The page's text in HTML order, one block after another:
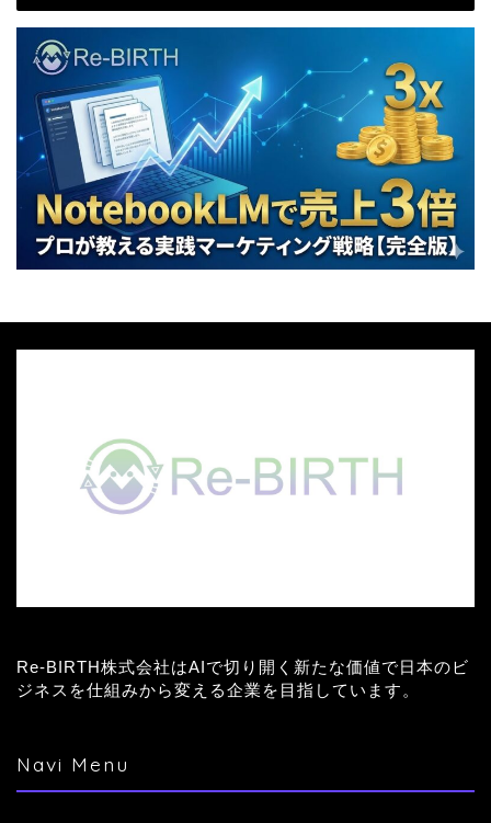
Re-BIRTH株式会社はAIで切り開く新たな価値で日本のビ
ジネスを仕組みから変える企業を目指しています。
Navi Menu